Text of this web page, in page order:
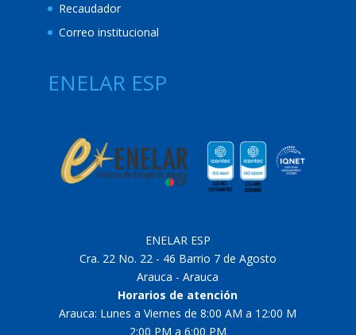
Recaudador
Correo institucional
ENELAR ESP
ENELAR ESP
Cra. 22 No. 22 - 46 Barrio 7 de Agosto
Arauca - Arauca
Horarios de atención
Arauca: Lunes a Viernes de 8:00 AM a 12:00 M
2:00 PM a 6:00 PM